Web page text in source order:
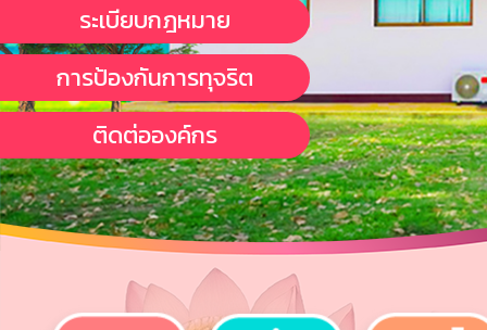
ระเบียบกฎหมาย
การป้องกันการทุจริต
ติดต่อองค์กร